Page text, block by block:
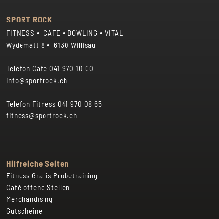
Sonn- und Feiertage 08 – 18 Uhr
SPORT ROCK
FITNESS• CAFE• BOWLING• VITAL
Wydematt 8• 6130 Willisau
Telefon Cafe 041 970 10 00
info@sportrock.ch
Telefon Fitness 041 970 08 65
fitness@sportrock.ch
Hilfreiche Seiten
Fitness Gratis Probetraining
Café offene Stellen
Merchandising
Gutscheine